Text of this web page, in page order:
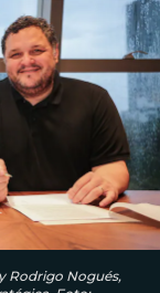
Rodrigo Nogués,